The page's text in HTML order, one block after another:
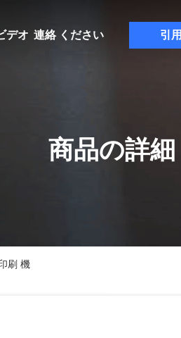
デオ 連絡 ください 引用
商品の詳細
刷 機